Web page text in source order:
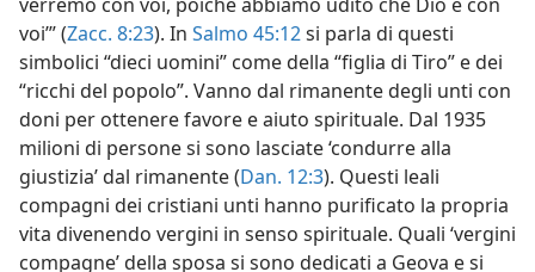
verremo con voi, poiché abbiamo udito che Dio è con
voi’” (Zacc. 8:23). In Salmo 45:12si parla di questi
simbolici “dieci uomini” come della “figlia di Tiro” e dei
“ricchi del popolo”. Vanno dal rimanente degli unti con
doni per ottenere favore e aiuto spirituale. Dal 1935
milioni di persone si sono lasciate ‘condurre alla
giustizia’ dal rimanente (Dan. 12:3). Questi leali
compagni dei cristiani unti hanno purificato la propria
vita divenendo vergini in senso spirituale. Quali ‘vergini
compagne’ della sposa si sono dedicati a Geova e si